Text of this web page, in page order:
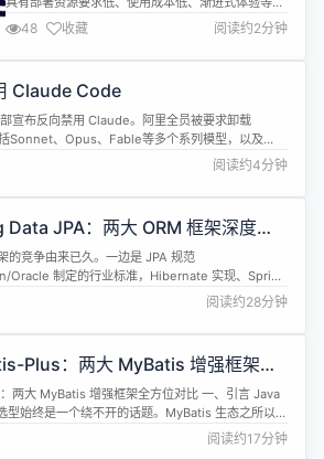
点，为运维管理员提供日常运维中的必备工具。 🧩
作业管理 &bull; 作业执行过程中，作业详情页支持流
式展示执行进度与结果 🗂 CMDB &bull; 新增网络设
&bull; 新增应用拓扑视图...
48 收藏 阅读约2分钟
Claude Code
宣布反向禁用 Claude。阿里全员被要求卸载
Sonnet、Opus、Fable等多个系列模型，以及
产品。禁令于7月10日正式生效。 据消息人士透
部为鼓励员工采用AI技术，不仅推出内部模型免费
行大额报销政策。员工可自由...
阅读约4分钟
JPA：两大 ORM 框架深度对
的竞争由来已久。一边是 JPA 规范
Oracle 制定的行业标准，Hibernate 实现、Spring
级开发的&quot;正统王座&quot;；另一边是
在 MyBatis 肩膀上，用链式 DSL 重构 ORM ...
阅读约28分钟
Plus：两大 MyBatis 增强框架全
两大 MyBatis 增强框架全方位对比 一、引言 Java
型始终是一个绕不开的话题。MyBatis 生态之所以长
性和开发效率之间找到了最佳平衡点。而在这个生
是最具代表性的两个增强框架。 MyBatis-
阅读约17分钟